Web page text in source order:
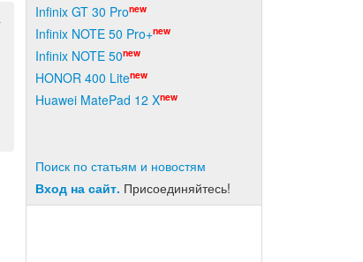
Infinix GT 30 Pronew
Infinix NOTE 50 Pro+new
Infinix NOTE 50new
HONOR 400 Litenew
Huawei MatePad 12 Xnew
Поиск по статьям и новостям
Вход на сайт. Присоединяйтесь!